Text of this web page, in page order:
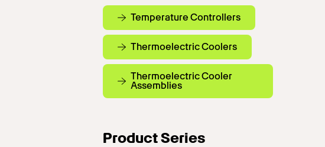
Temperature Controllers
Thermoelectric Coolers
Thermoelectric Cooler
Assemblies
Product Series